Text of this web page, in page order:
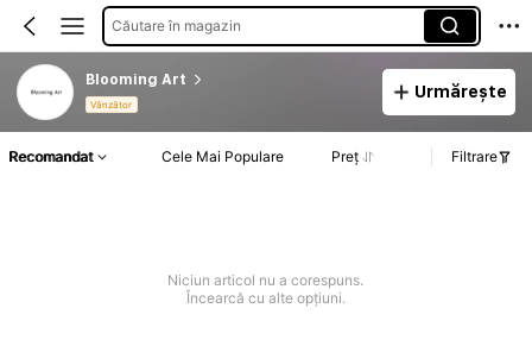
Căutare în magazin
Blooming Art
Vânzător
Urmărește
Recomandat Cele Mai Populare Preț Filtrare
Niciun articol nu a corespuns.
Încearcă cu alte opțiuni.